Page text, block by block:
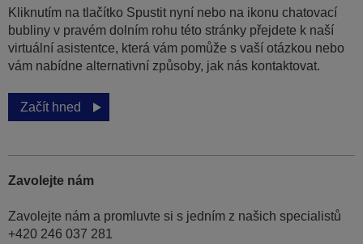
Kliknutím na tlačítko Spustit nyní nebo na ikonu chatovací
bubliny v pravém dolním rohu této stránky přejdete k naší
virtuální asistentce, která vám pomůže s vaší otázkou nebo
vám nabídne alternativní způsoby, jak nás kontaktovat.
Začít hned
Zavolejte nám
Zavolejte nám a promluvte si s jedním z našich specialistů
+420 246 037 281